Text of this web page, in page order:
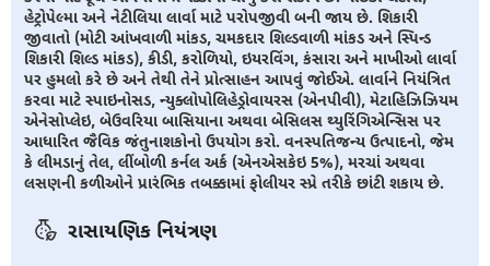
હેટ્રોપેલ્મા અને નેટીલિયા લાર્વા માટે પરોપજીવી બની જાય છે. શિકારી
જીવાતો (મોટી આંખવાળી માંકડ, ચમકદાર શિલ્ડવાળી માંકડ અને સ્પિન્ડ
શિકારી શિલ્ડ માંકડ), કીડી, કરોળિયો, ઇયરવિંગ, કંસારા અને માખીઓ લાર્વા
પર હુમલો કરે છે અને તેથી તેને પ્રોત્સાહન આપવું જોઈએ. લાર્વાને નિયંત્રિત
કરવા માટે સ્પાઇનોસડ, ન્યુક્લોપોલિહેડ્રોવાયરસ (એનપીવી), મેટાહિઝિઝિયમ
એનેસોપ્લેઇ, બેઉવરિયા બાસિયાના અથવા બેસિલસ થ્યુરિંગિએન્સિસ પર
આધારિત જૈવિક જંતુનાશકોનો ઉપયોગ કરો. વનસ્પતિજન્ય ઉત્પાદનો, જેમ
કે લીમડાનું તેલ, લીંબોળી કર્નલ અર્ક (એનએસકેઇ 5%), મરચાં અથવા
લસણની કળીઓને પ્રારંભિક તબક્કામાં ફોલીયર સ્પ્રે તરીકે છાંટી શકાય છે.
રાસાયણિક નિયંત્રણ